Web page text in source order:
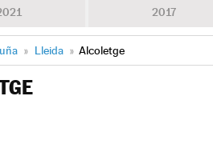
2017
» Lleida » Alcoletge